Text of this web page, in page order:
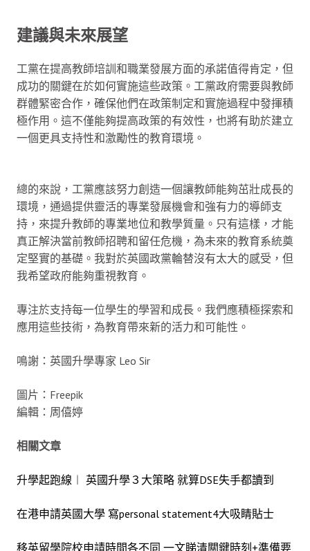
建議與未來展望
工黨在提高教師培訓和職業發展方面的承諾值得肯定，但
成功的關鍵在於如何實施這些政策。工黨政府需要與教師
群體緊密合作，確保他們在政策制定和實施過程中發揮積
極作用。這不僅能夠提高政策的有效性，也將有助於建立
一個更具支持性和激勵性的教育環境。
總的來說，工黨應該努力創造一個讓教師能夠茁壯成長的
環境，通過提供靈活的專業發展機會和強有力的導師支
持，來提升教師的專業地位和教學質量。只有這樣，才能
真正解決當前教師招聘和留任危機，為未來的教育系統奠
定堅實的基礎。我對於英國政黨輪替沒有太大的感受，但
我希望政府能夠重視教育。
專注於支持每一位學生的學習和成長。我們應積極探索和
應用這些技術，為教育帶來新的活力和可能性。
鳴謝：英國升學專家 Leo Sir
圖片：Freepik
編輯：周僖婷
相關文章
升學起跑線︱ 英國升學３大策略 就算DSE失手都讀到
在港申請英國大學 寫personal statement4大吸睛貼士
移英留學院校申請時間各不同 一文睇清關鍵時刻+準備要